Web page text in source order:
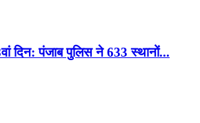
दिन: पंजाब पुलिस ने 633 स्थानों...